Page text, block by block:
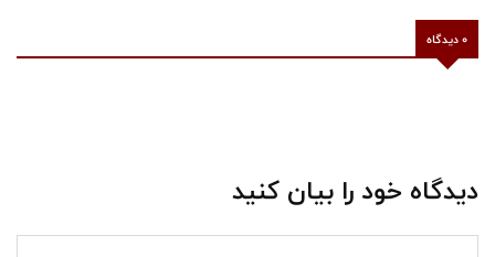
0 دیدگاه
دیدگاه خود را بیان کنید